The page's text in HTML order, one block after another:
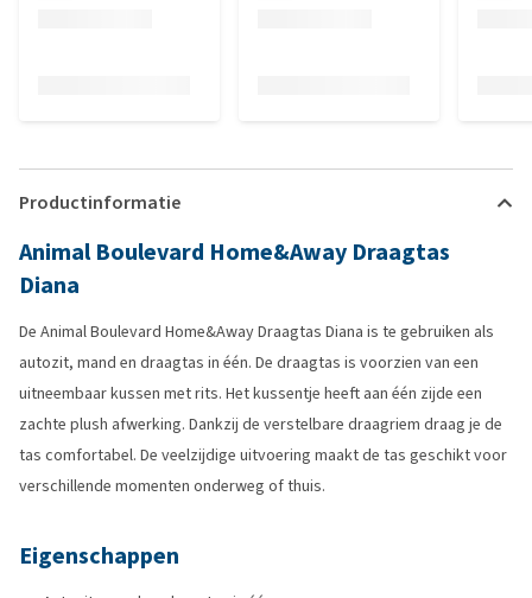
Productinformatie
Animal Boulevard Home&Away Draagtas
Diana
De Animal Boulevard Home&Away Draagtas Diana is te gebruiken als
autozit, mand en draagtas in één. De draagtas is voorzien van een
uitneembaar kussen met rits. Het kussentje heeft aan één zijde een
zachte plush afwerking. Dankzij de verstelbare draagriem draag je de
tas comfortabel. De veelzijdige uitvoering maakt de tas geschikt voor
verschillende momenten onderweg of thuis.
Eigenschappen